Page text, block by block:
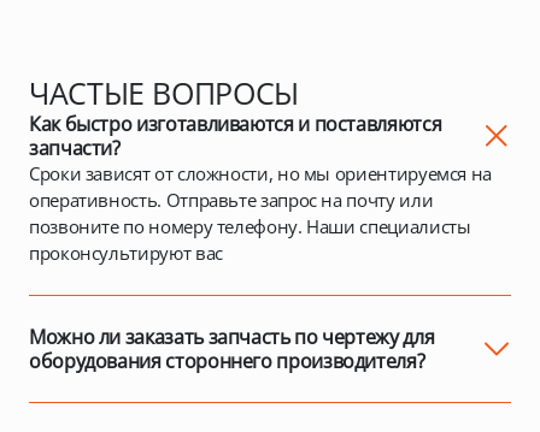
ЧАСТЫЕ ВОПРОСЫ
Как быстро изготавливаются и поставляются
запчасти?
Сроки зависят от сложности, но мы ориентируемся на
оперативность. Отправьте запрос на почту или
позвоните по номеру телефону. Наши специалисты
проконсультируют вас
Можно ли заказать запчасть по чертежу для
оборудования стороннего производителя?